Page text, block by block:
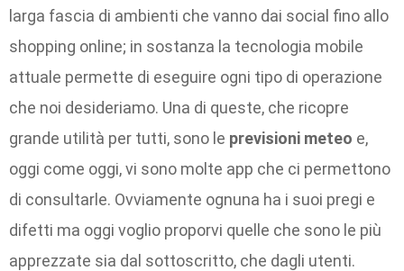
larga fascia di ambienti che vanno dai social fino allo
shopping online; in sostanza la tecnologia mobile
attuale permette di eseguire ogni tipo di operazione
che noi desideriamo. Una di queste, che ricopre
grande utilità per tutti, sono le previsioni meteo e,
oggi come oggi, vi sono molte app che ci permettono
di consultarle. Ovviamente ognuna ha i suoi pregi e
difetti ma oggi voglio proporvi quelle che sono le più
apprezzate sia dal sottoscritto, che dagli utenti.